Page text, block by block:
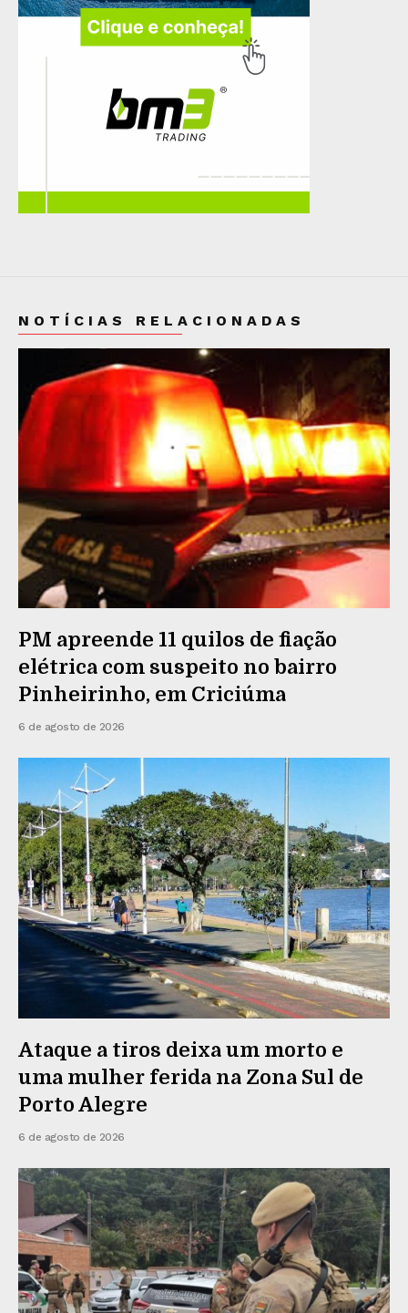
NOTÍCIAS RELACIONADAS
PM apreende 11 quilos de fiação
elétrica com suspeito no bairro
Pinheirinho, em Criciúma
6 de agosto de 2026
Ataque a tiros deixa um morto e
uma mulher ferida na Zona Sul de
Porto Alegre
6 de agosto de 2026